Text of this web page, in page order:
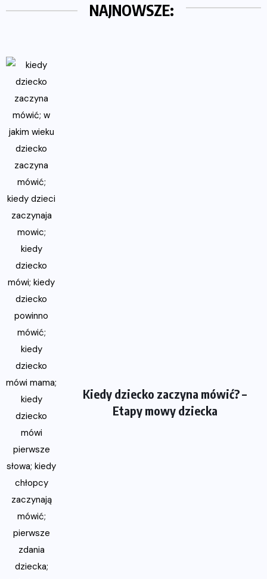
NAJNOWSZE:
Kiedy dziecko zaczyna mówić? –
Etapy mowy dziecka